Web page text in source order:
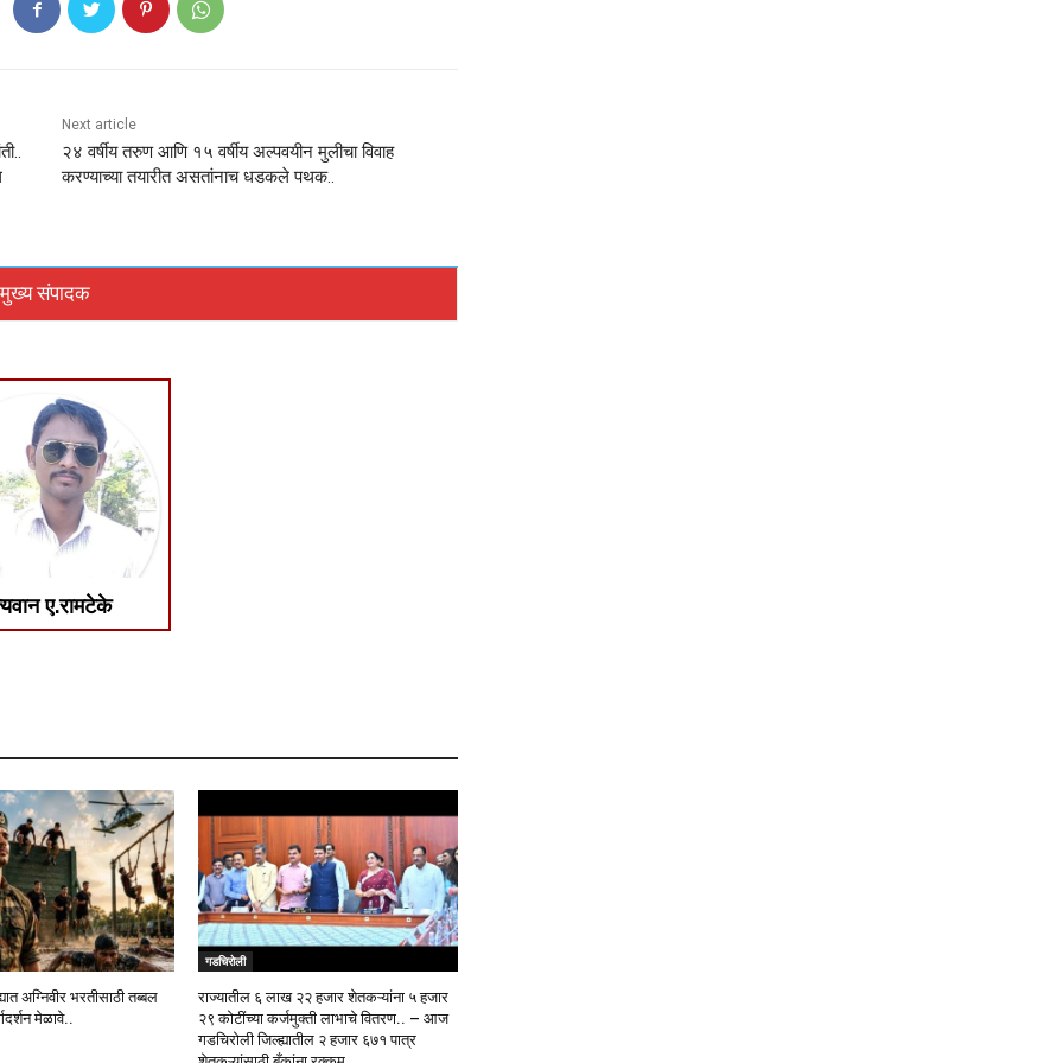
Next article
२४ वर्षीय तरुण आणि १५ वर्षीय अल्पवयीन मुलीचा विवाह
करण्याच्या तयारीत असतांनाच धडकले पथक..
मुख्य संपादक
ए.रामटेके
अग्निवीर भरतीसाठी तब्बल
मेळावे..
गडचिरोली
राज्यातील ६ लाख २२ हजार शेतकऱ्यांना ५ हजार
२९ कोटींच्या कर्जमुक्ती लाभाचे वितरण.. – आज
गडचिरोली जिल्ह्यातील २ हजार ६७१ पात्र